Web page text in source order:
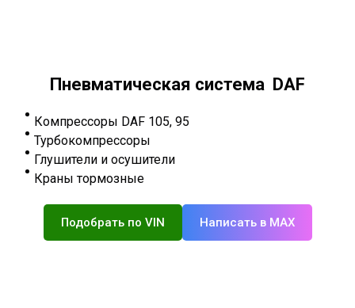
Пневматическая система DAF
Компрессоры DAF 105, 95
Турбокомпрессоры
Глушители и осушители
Краны тормозные
Подобрать по VIN Написать в MAX